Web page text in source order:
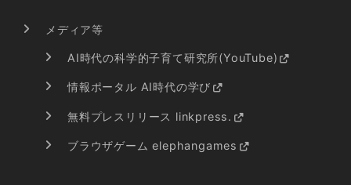
メディア等
AI時代の科学的子育て研究所(YouTube)
情報ポータル AI時代の学び
無料プレスリリース linkpress.
ブラウザゲーム elephangames